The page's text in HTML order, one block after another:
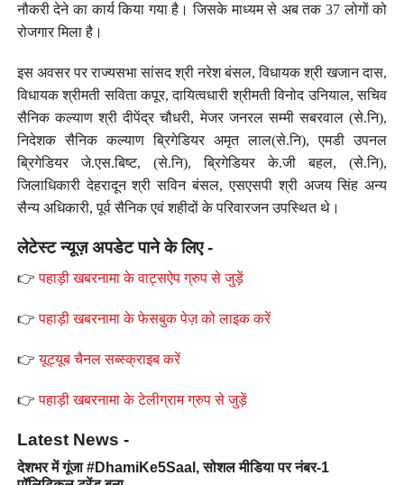
नौकरी देने का कार्य किया गया है। जिसके माध्यम से अब तक 37 लोगों को
रोजगार मिला है।
इस अवसर पर राज्यसभा सांसद श्री नरेश बंसल, विधायक श्री खजान दास,
विधायक श्रीमती सविता कपूर, दायित्वधारी श्रीमती विनोद उनियाल, सचिव
सैनिक कल्याण श्री दीपेंद्र चौधरी, मेजर जनरल सम्मी सबरवाल (से.नि),
निदेशक सैनिक कल्याण ब्रिगेडियर अमृत लाल(से.नि), एमडी उपनल
ब्रिगेडियर जे.एस.बिष्ट, (से.नि), ब्रिगेडियर के.जी बहल, (से.नि),
जिलाधिकारी देहरादून श्री सविन बंसल, एसएसपी श्री अजय सिंह अन्य
सैन्य अधिकारी, पूर्व सैनिक एवं शहीदों के परिवारजन उपस्थित थे।
लेटेस्ट न्यूज़ अपडेट पाने के लिए -
👉पहाड़ी खबरनामा के वाट्सऐप ग्रुप से जुड़ें
👉पहाड़ी खबरनामा के फेसबुक पेज़ को लाइक करें
👉यूट्यूब चैनल सब्स्क्राइब करें
👉पहाड़ी खबरनामा के टेलीग्राम ग्रुप से जुड़ें
Latest News -
देशभर में गूंजा #DhamiKe5Saal, सोशल मीडिया पर नंबर-1